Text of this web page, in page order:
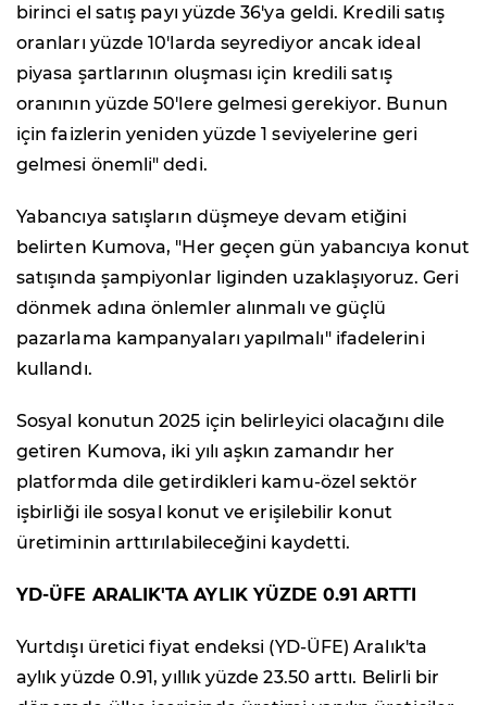
birinci el satış payı yüzde 36'ya geldi. Kredili satış
oranları yüzde 10'larda seyrediyor ancak ideal
piyasa şartlarının oluşması için kredili satış
oranının yüzde 50'lere gelmesi gerekiyor. Bunun
için faizlerin yeniden yüzde 1 seviyelerine geri
gelmesi önemli" dedi.
Yabancıya satışların düşmeye devam etiğini
belirten Kumova, "Her geçen gün yabancıya konut
satışında şampiyonlar liginden uzaklaşıyoruz. Geri
dönmek adına önlemler alınmalı ve güçlü
pazarlama kampanyaları yapılmalı" ifadelerini
kullandı.
Sosyal konutun 2025 için belirleyici olacağını dile
getiren Kumova, iki yılı aşkın zamandır her
platformda dile getirdikleri kamu-özel sektör
işbirliği ile sosyal konut ve erişilebilir konut
üretiminin arttırılabileceğini kaydetti.
YD-ÜFE ARALIK'TA AYLIK YÜZDE 0.91 ARTTI
Yurtdışı üretici fiyat endeksi (YD-ÜFE) Aralık'ta
aylık yüzde 0.91, yıllık yüzde 23.50 arttı. Belirli bir